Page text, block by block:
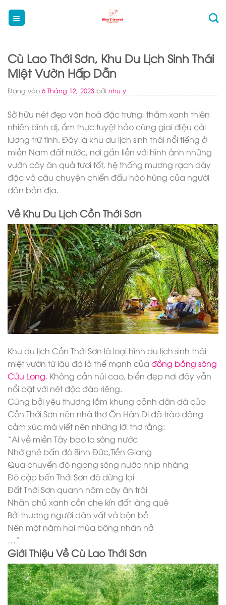
qua
Cù Lao Thới Sơn, Khu Du Lịch Sinh Thái
Miệt Vườn Hấp Dẫn
Đăng vào 6 Tháng 12, 2023 bởi nhu y
Sở hữu nét đẹp văn hoá đặc trưng, thảm xanh thiên
nhiên bình dị, ẩm thực tuyệt hảo cùng giai điệu cải
lương trữ tình. Đây là khu du lịch sinh thái nổi tiếng ở
miền Nam đất nước, nơi gắn liền với hình ảnh những
vườn cây ăn quả tươi tốt, hệ thống mương rạch dày
đặc và câu chuyện chiến đấu hào hùng của người
dân bản địa.
Về Khu Du Lịch Cồn Thới Sơn
Khu du lịch Cồn Thới Sơn là loại hình du lịch sinh thái
miệt vườn từ lâu đã là thế mạnh của đồng bằng sông
Cửu Long. Không cần núi cao, biển đẹp nơi đây vẫn
nổi bật với nét độc đáo riêng.
Cũng bởi yêu thương lắm khung cảnh dân dã của
Cồn Thới Sơn nên nhà thơ Ôn Hân Di đã trào dâng
cảm xúc mà viết nên những lời thơ rằng:
“Ai về miền Tây bao la sông nước
Nhớ ghé bấn đò Bình Đức,Tiền Giang
Qua chuyến đò ngang sông nước nhịp nhàng
Đò cập bến Thới Sơn đò dừng lại
Đất Thới Sơn quanh năm cây ăn trái
Nhãn phủ xanh cồn che kín đất làng quê
Bởi thương người dân vất vả bộn bề
Nên một năm hai mùa bông nhãn nở
…”
Giới Thiệu Về Cù Lao Thới Sơn